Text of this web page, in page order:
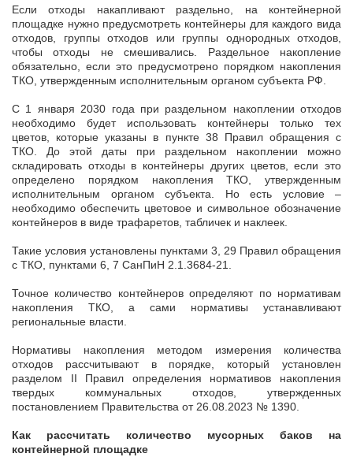
Если отходы накапливают раздельно, на контейнерной
площадке нужно предусмотреть контейнеры для каждого вида
отходов, группы отходов или группы однородных отходов,
чтобы отходы не смешивались. Раздельное накопление
обязательно, если это предусмотрено порядком накопления
ТКО, утвержденным исполнительным органом субъекта РФ.
С 1 января 2030 года при раздельном накоплении отходов
необходимо будет использовать контейнеры только тех
цветов, которые указаны в пункте 38 Правил обращения с
ТКО. До этой даты при раздельном накоплении можно
складировать отходы в контейнеры других цветов, если это
определено порядком накопления ТКО, утвержденным
исполнительным органом субъекта. Но есть условие –
необходимо обеспечить цветовое и символьное обозначение
контейнеров в виде трафаретов, табличек и наклеек.
Такие условия установлены пунктами 3, 29 Правил обращения
с ТКО, пунктами 6, 7 СанПиН 2.1.3684-21.
Точное количество контейнеров определяют по нормативам
накопления ТКО, а сами нормативы устанавливают
региональные власти.
Нормативы накопления методом измерения количества
отходов рассчитывают в порядке, который установлен
разделом II Правил определения нормативов накопления
твердых коммунальных отходов, утвержденных
постановлением Правительства от 26.08.2023 № 1390.
Как рассчитать количество мусорных баков на
контейнерной площадке